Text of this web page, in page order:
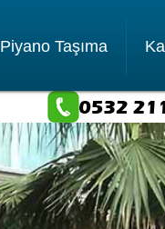
Piyano Taşıma